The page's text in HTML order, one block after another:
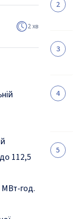
2 хв
112,5
МВт-год.